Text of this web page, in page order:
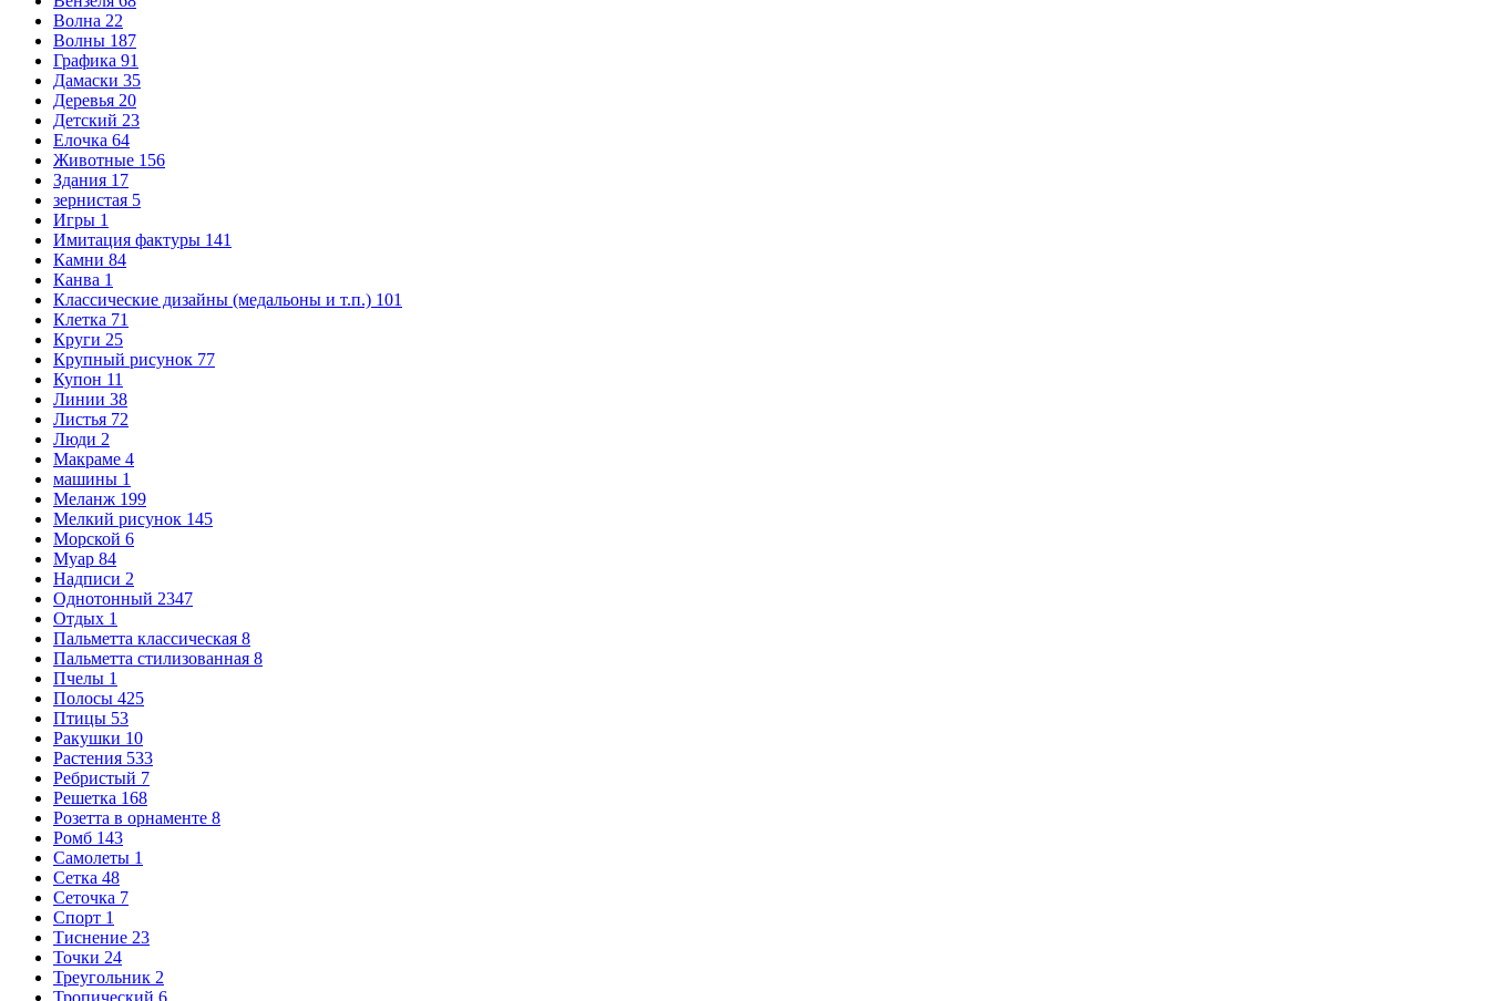
Волна 22
Волны 187
Графика 91
Дамаски 35
Деревья 20
Детский 23
Елочка 64
Животные 156
Здания 17
зернистая 5
Игры 1
Имитация фактуры 141
Камни 84
Канва 1
Классические дизайны (медальоны и т.п.) 101
Клетка 71
Круги 25
Крупный рисунок 77
Купон 11
Линии 38
Листья 72
Люди 2
Макраме 4
машины 1
Меланж 199
Мелкий рисунок 145
Морской 6
Муар 84
Надписи 2
Однотонный 2347
Отдых 1
Пальметта классическая 8
Пальметта стилизованная 8
Пчелы 1
Полосы 425
Птицы 53
Ракушки 10
Растения 533
Ребристый 7
Решетка 168
Розетта в орнаменте 8
Ромб 143
Самолеты 1
Сетка 48
Сеточка 7
Спорт 1
Тиснение 23
Точки 24
Треугольник 2
Тропический 6